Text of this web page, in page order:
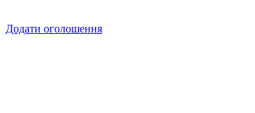
Додати оголошення